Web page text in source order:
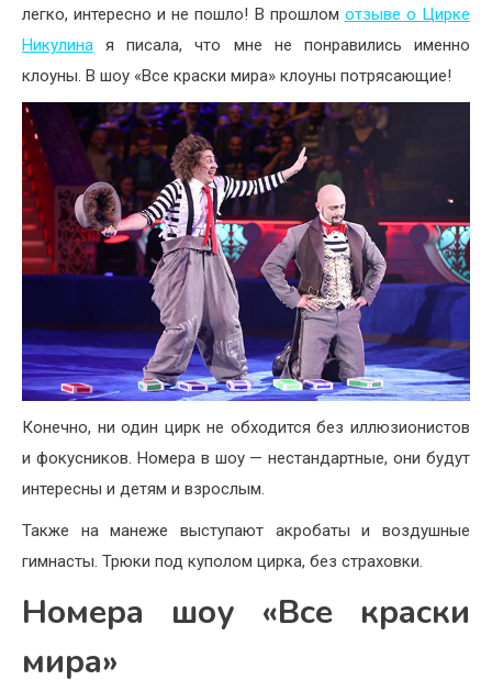
легко, интересно и не пошло! В прошлом отзыве о Цирке
Никулина я писала, что мне не понравились именно
клоуны. В шоу «Все краски мира» клоуны потрясающие!
Конечно, ни один цирк не обходится без иллюзионистов
и фокусников. Номера в шоу — нестандартные, они будут
интересны и детям и взрослым.
Также на манеже выступают акробаты и воздушные
гимнасты. Трюки под куполом цирка, без страховки.
Номера шоу «Все краски
мира»